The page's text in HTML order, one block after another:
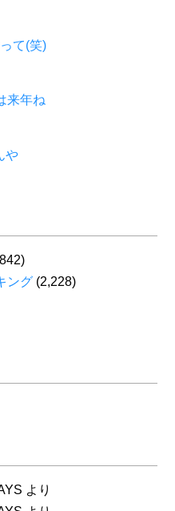
て(笑)
来年ね
や
ング (2,228)
より